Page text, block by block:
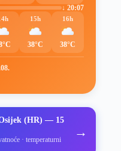
↓ 20:07
15h
38°C
16h
38°C
(HR) — 15
· temperaturni
→